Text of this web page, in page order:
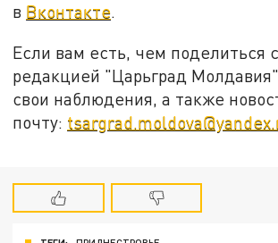
в Вконтакте.
Если вам есть, чем поделиться с
редакцией "Царьград
свои наблюдения, а также
почту: